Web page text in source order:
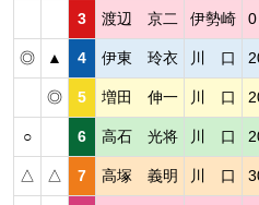
3 渡辺 京二 伊勢崎 0
◎ ▲ 4 伊東 玲衣 川 口
◎ 5 増田 伸一 川 口
○ 6 高石 光将 川 口
△ △ 7 高塚 義明 川 口